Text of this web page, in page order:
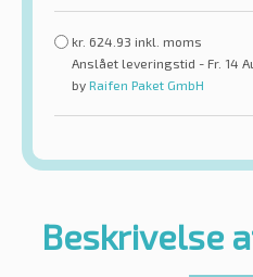
kr. 624.93 inkl. moms
Anslået leveringstid - Fr. 14
by Raifen Paket GmbH
Beskrivelse